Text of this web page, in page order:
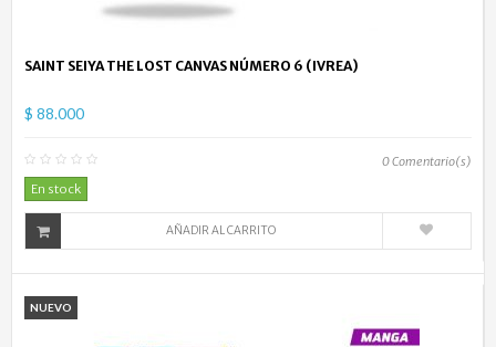
SAINT SEIYA THE LOST CANVAS NÚMERO 6 (IVREA)
$ 88.000
0Comentario(s)
En stock
AÑADIR AL CARRITO
NUEVO